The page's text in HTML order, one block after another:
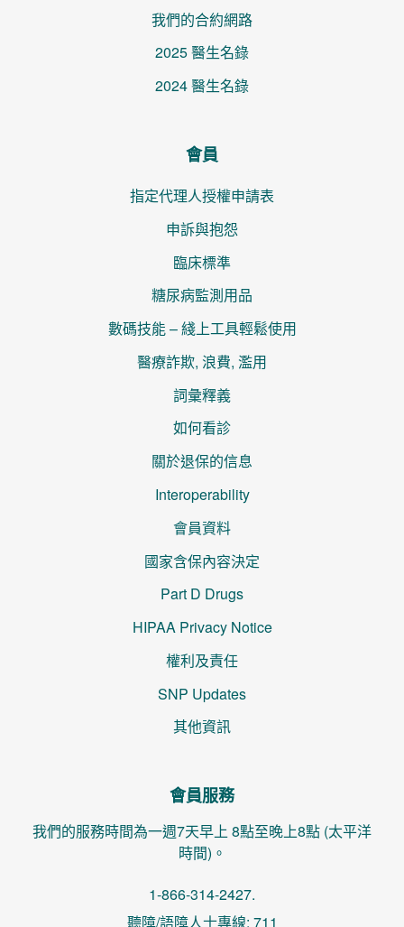
我們的合約網路
2025 醫生名錄
2024 醫生名錄
會員
指定代理人授權申請表
申訴與抱怨
臨床標準
糖尿病監測用品
數碼技能 – 綫上工具輕鬆使用
醫療詐欺, 浪費, 濫用
詞彙釋義
如何看診
關於退保的信息
Interoperability
會員資料
國家含保內容決定
Part D Drugs
HIPAA Privacy Notice
權利及責任
SNP Updates
其他資訊
會員服務
我們的服務時間為一週7天早上 8點至晚上8點 (太平洋
時間)。
1-866-314-2427.
聽障/語障人士專線: 711